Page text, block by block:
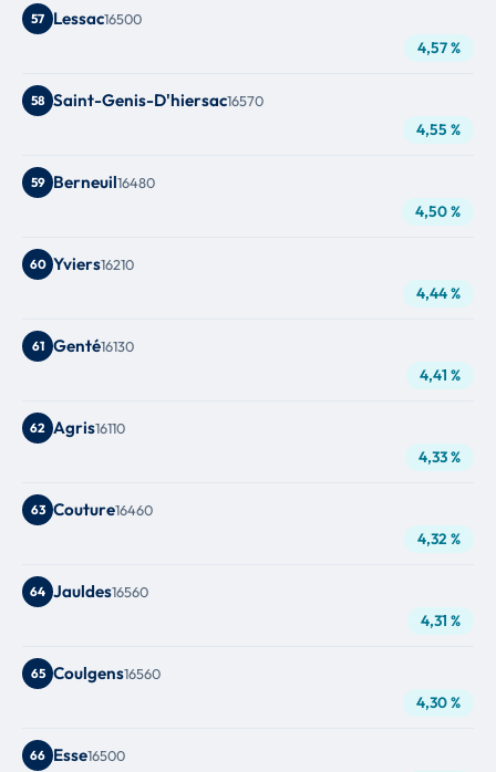
57 Lessac16500
4,57 %
58 Saint-Genis-D'hiersac16570
4,55 %
59 Berneuil16480
4,50 %
60 Yviers16210
4,44 %
61 Genté16130
4,41 %
62 Agris16110
4,33 %
63 Couture16460
4,32 %
64 Jauldes16560
4,31 %
65 Coulgens16560
4,30 %
66 Esse16500